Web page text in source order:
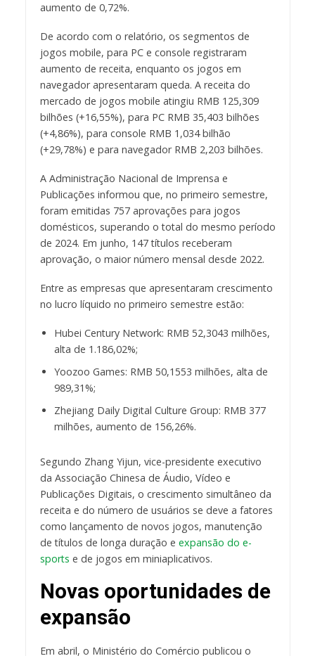
aumento de 0,72%.
De acordo com o relatório, os segmentos de
jogos mobile, para PC e console registraram
aumento de receita, enquanto os jogos em
navegador apresentaram queda. A receita do
mercado de jogos mobile atingiu RMB 125,309
bilhões (+16,55%), para PC RMB 35,403 bilhões
(+4,86%), para console RMB 1,034 bilhão
(+29,78%) e para navegador RMB 2,203 bilhões.
A Administração Nacional de Imprensa e
Publicações informou que, no primeiro semestre,
foram emitidas 757 aprovações para jogos
domésticos, superando o total do mesmo período
de 2024. Em junho, 147 títulos receberam
aprovação, o maior número mensal desde 2022.
Entre as empresas que apresentaram crescimento
no lucro líquido no primeiro semestre estão:
Hubei Century Network: RMB 52,3043 milhões,
alta de 1.186,02%;
Yoozoo Games: RMB 50,1553 milhões, alta de
989,31%;
Zhejiang Daily Digital Culture Group: RMB 377
milhões, aumento de 156,26%.
Segundo Zhang Yijun, vice-presidente executivo
da Associação Chinesa de Áudio, Vídeo e
Publicações Digitais, o crescimento simultâneo da
receita e do número de usuários se deve a fatores
como lançamento de novos jogos, manutenção
de títulos de longa duração e expansão do e-
sports e de jogos em miniaplicativos.
Novas oportunidades de
expansão
Em abril, o Ministério do Comércio publicou o